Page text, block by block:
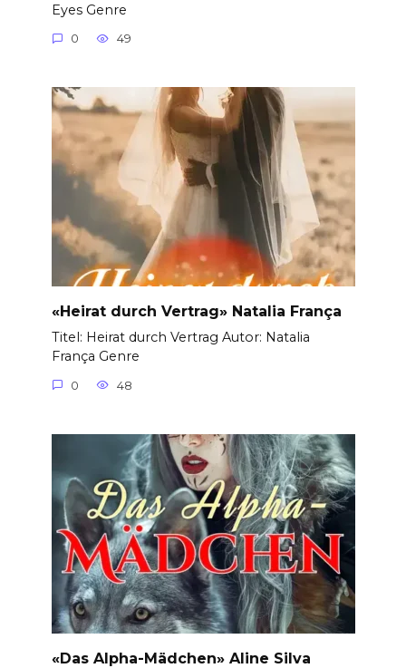
Eyes Genre
0 49
«Heirat durch Vertrag» Natalia França
Titel: Heirat durch Vertrag Autor: Natalia
França Genre
0 48
«Das Alpha-Mädchen» Aline Silva